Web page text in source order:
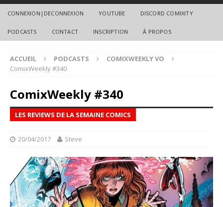
CONNEXION|DECONNEXION YOUTUBE DISCORD COMIXITY
PODCASTS CONTACT INSCRIPTION À PROPOS
ACCUEIL PODCASTS
COMIXWEEKLY VO
ComixWeekly #340
ComixWeekly #340
LES REVIEWS DE LA SEMAINE COMICS
20/04/2017 Steve